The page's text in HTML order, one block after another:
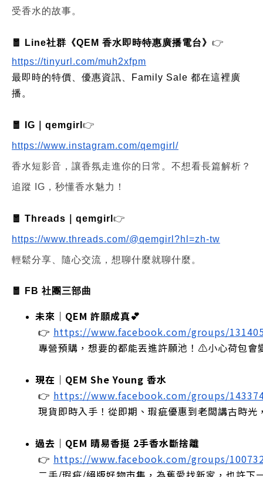
受香水的故事。
🧧 Line社群《QEM 香水即時特惠廣播電台》 👉
https://tinyurl.com/muh2xfpm
最即時的特價、優惠資訊、Family Sale 都在這裡廣
播。
🧧 IG｜qemgirl 👉
https://www.instagram.com/qemgirl/
香水短影音，讓香氛走進你的日常。不想看長篇解析？
追蹤 IG，秒懂香水魅力！
🧧 Threads｜qemgirl 👉
https://www.threads.com/@qemgirl?hl=zh-tw
輕鬆分享、隨心交流，想聊什麼就聊什麼。
🧧 FB 社團三部曲
未來｜QEM 許願成真💕
👉 https://www.facebook.com/groups/
專營預購，想要的都能丟進許願池！⚠️小心荷包會
現在｜QEM She Young 香水
👉 https://www.facebook.com/groups/
現貨即時入手！從即期、瑕疵優惠到老闆講古時
過去｜QEM 晴易香挺 2手香水斷捨離
👉 https://www.facebook.com/groups/